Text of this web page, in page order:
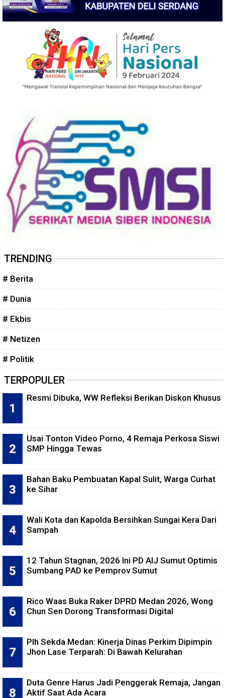
TRENDING
# Berita
# Dunia
# Ekbis
# Netizen
# Politik
TERPOPULER
Resmi Dibuka, WW Refleksi Berikan Diskon Khusus
Usai Tonton Video Porno, 4 Remaja Perkosa Siswi
SMP Hingga Tewas
Bahan Baku Pembuatan Kapal Sulit, Warga Curhat
ke Sihar
Wali Kota dan Kapolda Bersihkan Sungai Kera Dari
Sampah
12 Tahun Stagnan, 2026 Ini PD AIJ Sumut Optimis
Sumbang PAD ke Pemprov Sumut
Rico Waas Buka Raker DPRD Medan 2026, Wong
Chun Sen Dorong Transformasi Digital
Plh Sekda Medan: Kinerja Dinas Perkim Dipimpin
Jhon Lase Terparah: Di Bawah Kelurahan
Duta Genre Harus Jadi Penggerak Remaja, Jangan
Aktif Saat Ada Acara